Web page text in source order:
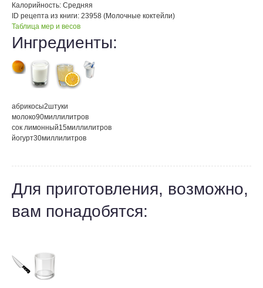
Калорийность: Средняя
ID рецепта из книги: 23958 (Молочные коктейли)
Таблица мер и весов
Ингредиенты:
абрикосы2штуки
молоко90миллилитров
сок лимонный15миллилитров
йогурт30миллилитров
Для приготовления, возможно,
вам понадобятся: